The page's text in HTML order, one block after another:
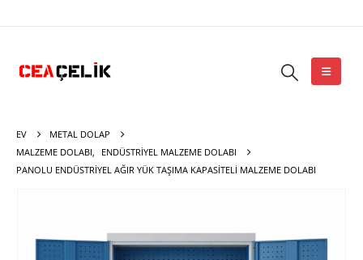
EV
METAL DOLAP
MALZEME DOLABI,
ENDÜSTRIYEL MALZEME DOLABI
PANOLU ENDÜSTRIYEL AĞIR YÜK TAŞIMA KAPASITELI MALZEME DOLABI